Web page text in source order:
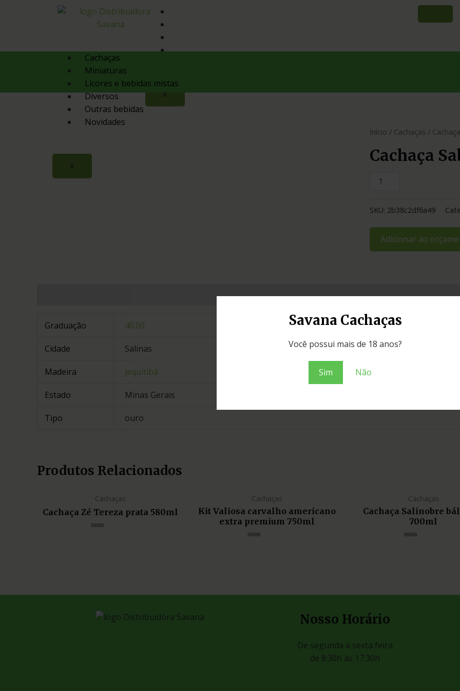
Savana Cachaças
Você possui mais de 18 anos?
Sim Não
Orçamento
X
Cachaças
Miniaturas
Licores e bebidas mistas
Diversos
Outras bebidas
Novidades
X
Início / Cachaças /
Cachaça
SKU: 2b38c2df6a49
Adicionar ao
Graduação 40.00
Cidade Salinas
Madeira jequitibá
Estado Minas Gerais
Tipo ouro
Produtos Relacionados
Cachaças
Cachaça Zé Tereza prata 580ml
Cachaças
Kit Valiosa carvalho americano
extra premium 750ml
Cachaças
Cachaça Salinobre
700ml
Nosso Horário
De segunda a sexta feira
de 8:30h às 17:30h